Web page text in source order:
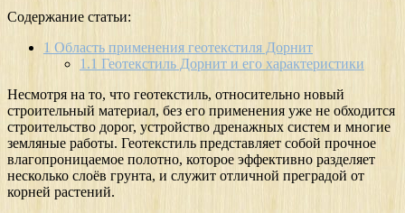
Содержание статьи:
1 Область применения геотекстиля Дорнит
1.1 Геотекстиль Дорнит и его характеристики
Несмотря на то, что геотекстиль, относительно новый
строительный материал, без его применения уже не обходится
строительство дорог, устройство дренажных систем и многие
земляные работы. Геотекстиль представляет собой прочное
влагопроницаемое полотно, которое эффективно разделяет
несколько слоёв грунта, и служит отличной преградой от
корней растений.